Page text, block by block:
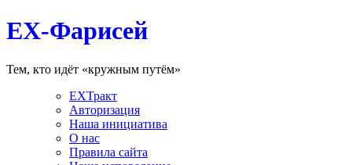
EX-Фарисей
Тем, кто идёт «кружным путём»
EXТракт
Авторизация
Наша инициатива
О нас
Правила сайта